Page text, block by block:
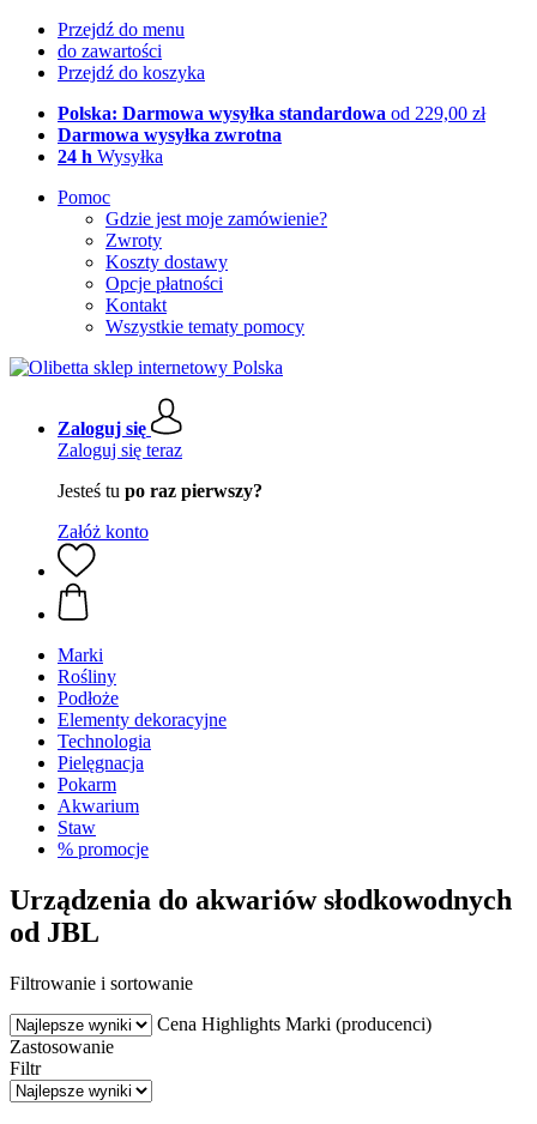
Przejdź do menu
do zawartości
Przejdź do koszyka
Polska: Darmowa wysyłka standardowa od 229,00 zł
Darmowa wysyłka zwrotna
24 h Wysyłka
Pomoc
Gdzie jest moje zamówienie?
Zwroty
Koszty dostawy
Opcje płatności
Kontakt
Wszystkie tematy pomocy
Zaloguj się
Zaloguj się teraz
Jesteś tu po raz pierwszy?
Załóż konto
Marki
Rośliny
Podłoże
Elementy dekoracyjne
Technologia
Pielęgnacja
Pokarm
Akwarium
Staw
% promocje
Urządzenia do akwariów słodkowodnych
od JBL
Filtrowanie i sortowanie
Cena Highlights Marki (producenci)
Zastosowanie
Filtr